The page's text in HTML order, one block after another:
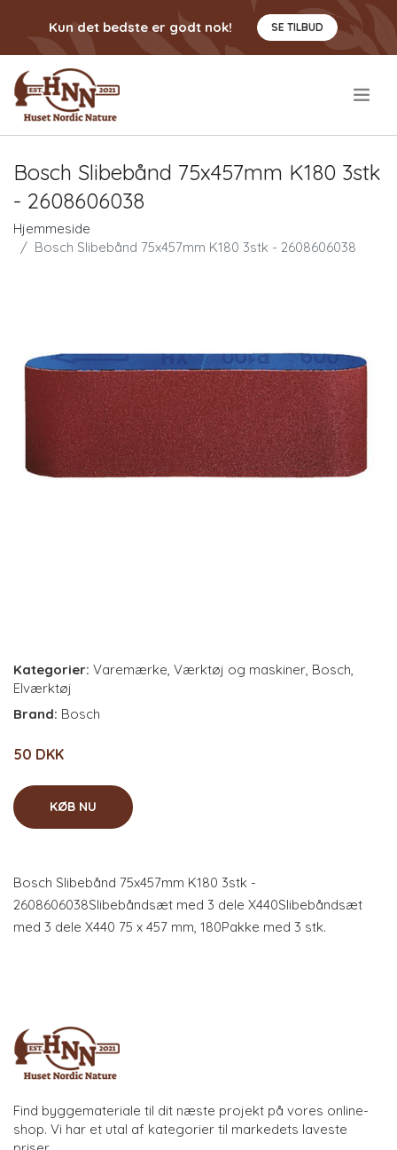
Kun det bedste er godt nok! SE TILBUD
Bosch Slibebånd 75x457mm K180 3stk
- 2608606038
Hjemmeside
Bosch Slibebånd 75x457mm K180 3stk - 2608606038
Kategorier: Varemærke, Værktøj og maskiner, Bosch,
Elværktøj
Brand: Bosch
50 DKK
KØB NU
Bosch Slibebånd 75x457mm K180 3stk -
2608606038Slibebåndsæt med 3 dele X440Slibebåndsæt
med 3 dele X440 75 x 457 mm, 180Pakke med 3 stk.
Find byggemateriale til dit næste projekt på vores online-
shop. Vi har et utal af kategorier til markedets laveste